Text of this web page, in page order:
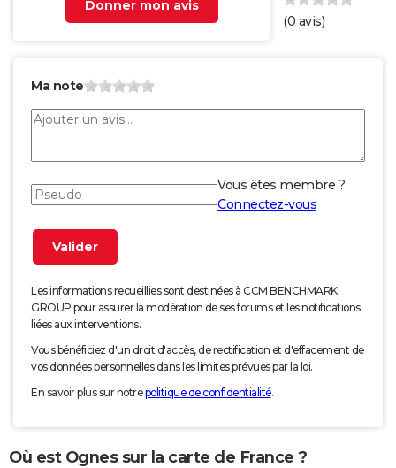
Donner mon avis
(0 avis)
Ma note
Vous êtes membre ?
Connectez-vous
Les informations recueillies sont destinées à CCM BENCHMARK
GROUP pour assurer la modération de ses forums et les notifications
liées aux interventions.
Vous bénéficiez d'un droit d'accès, de rectification et d'effacement de
vos données personnelles dans les limites prévues par la loi.
En savoir plus sur notrepolitique de confidentialité.
Où est Ognes sur la carte de France ?